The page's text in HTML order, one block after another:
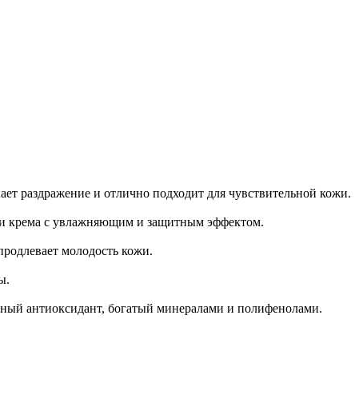
раздражение и отлично подходит для чувствительной кожи.
и крема с увлажняющим и защитным эффектом.
молодость кожи.
антиоксидант, богатый минералами и полифенолами.